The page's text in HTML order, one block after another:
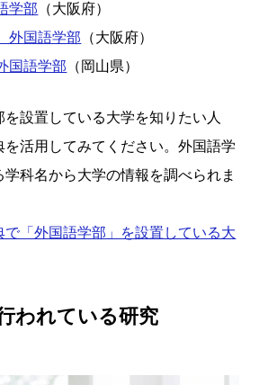
学部 （大阪府）
外国語学部 （大阪府）
国語学部 （岡山県）
設置している大学を知りたい人
を活用してみてください。外国語学
科名から大学の情報を調べられま
で「外国語学部」を設置している大
われている研究